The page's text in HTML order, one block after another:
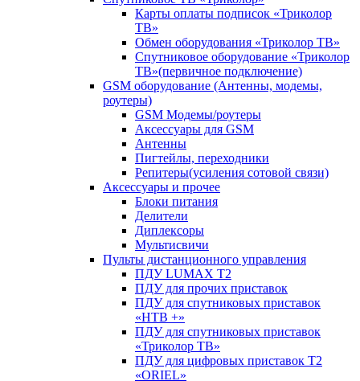
Карты оплаты подписок «Триколор
ТВ»
Обмен оборудования «Триколор ТВ»
Спутниковое оборудование «Триколор
ТВ»(первичное подключение)
GSM оборудование (Антенны, модемы,
роутеры)
GSM Модемы/роутеры
Аксессуары для GSM
Антенны
Пигтейлы, переходники
Репитеры(усиления сотовой связи)
Аксессуары и прочее
Блоки питания
Делители
Диплексоры
Мультисвичи
Пульты дистанционного управления
ПДУ LUMAX Т2
ПДУ для прочих приставок
ПДУ для спутниковых приставок
«НТВ +»
ПДУ для спутниковых приставок
«Триколор ТВ»
ПДУ для цифровых приставок Т2
«ORIEL»